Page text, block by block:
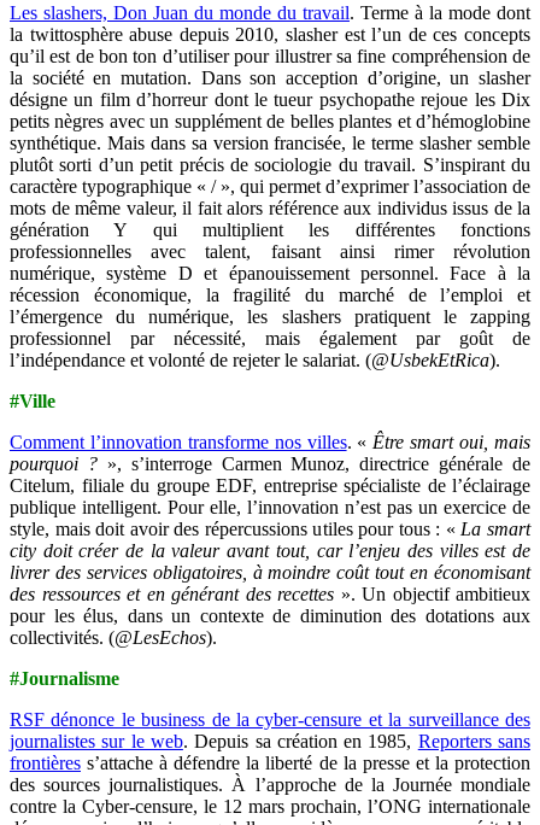
Les slashers, Don Juan du monde du travail. Terme à la mode dont
la twittosphère abuse depuis 2010, slasher est l’un de ces concepts
qu’il est de bon ton d’utiliser pour illustrer sa fine compréhension de
la société en mutation. Dans son acception d’origine, un slasher
désigne un film d’horreur dont le tueur psychopathe rejoue les Dix
petits nègres avec un supplément de belles plantes et d’hémoglobine
synthétique. Mais dans sa version francisée, le terme slasher semble
plutôt sorti d’un petit précis de sociologie du travail. S’inspirant du
caractère typographique « / », qui permet d’exprimer l’association de
mots de même valeur, il fait alors référence aux individus issus de la
génération Y qui multiplient les différentes fonctions
professionnelles avec talent, faisant ainsi rimer révolution
numérique, système D et épanouissement personnel. Face à la
récession économique, la fragilité du marché de l’emploi et
l’émergence du numérique, les slashers pratiquent le zapping
professionnel par nécessité, mais également par goût de
l’indépendance et volonté de rejeter le salariat. (@UsbekEtRica).
#Ville
Comment l’innovation transforme nos villes. « Être smart oui, mais
pourquoi ?», s’interroge Carmen Munoz, directrice générale de
Cite­lum, filiale du groupe EDF, entreprise spécia­liste de l’éclairage
publique intelligent. Pour elle, l’innovation n’est pas un exercice de
style, mais doit avoir des répercussions utiles pour tous : « La smart
city doit créer de la valeur avant tout, car l’enjeu des villes est de
livrer des services obligatoires, à moindre coût tout en économisant
des ressources et en générant des recettes ». Un objectif ambitieux
pour les élus, dans un contexte de diminution des dotations aux
collectivités. (@LesEchos).
#Journalisme
RSF dénonce le business de la cyber-censure et la surveillance des
journalistes sur le web. Depuis sa création en 1985, Reporters sans
frontières s’attache à défendre la liberté de la presse et la protection
des sources journalistiques. À l’approche de la Journée mondiale
contre la Cyber-censure, le 12 mars prochain, l’ONG internationale